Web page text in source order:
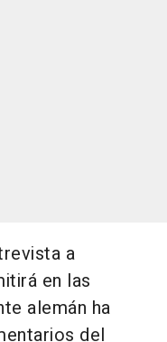
a
en las
alemán ha
del